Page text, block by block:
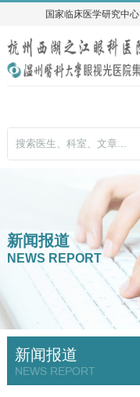
国家临床医学研究中心
国家临床医学研究中心
新闻报道
NEWS REPORT
新闻报道
NEWS REPORT